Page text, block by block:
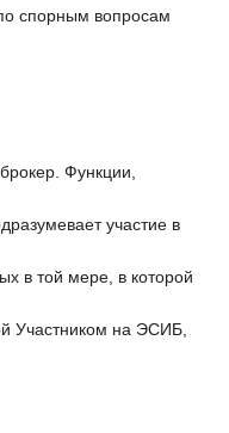
спорным вопросам
Функции,
участие в
в той мере, в которой
Участником на ЭСИБ,